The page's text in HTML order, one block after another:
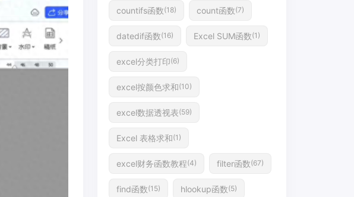
countifs函数(18) count函数(7)
datedif函数(16) Excel SUM函数(1)
excel分类打印(6)
excel按颜色求和(10)
excel数据透视表(59)
Excel 表格求和(1)
excel财务函数教程(4) filter函数(67)
find函数(15) hlookup函数(5)